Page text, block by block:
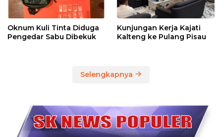
Oknum Kuli Tinta Diduga
Pengedar Sabu Dibekuk
Kunjungan Kerja Kajati
Kalteng ke Pulang Pisau
Selengkapnya